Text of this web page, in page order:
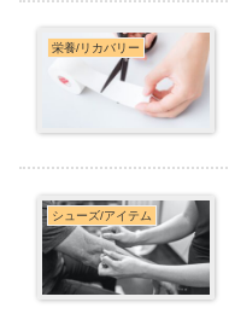
栄養/リカバリー
シューズ/アイテム